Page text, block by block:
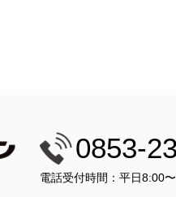
0853-
電話受付時間：平日8:00